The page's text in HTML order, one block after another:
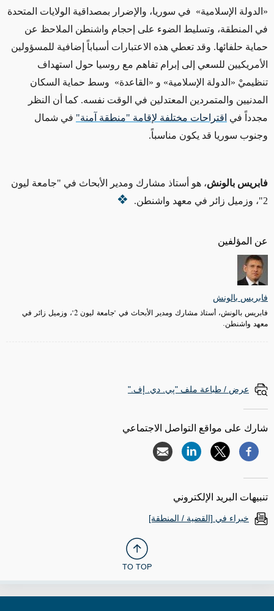
عن المؤلفين
فابريس بالونش
فابريس بالونش، أستاذ مشارك ومدير الأبحاث في "جامعة ليون 2"، وزميل زائر في
معهد واشنطن.
«الدولة الإسلامية» في سوريا، والإضرار بمصداقية الولايات المتحدة
في المنطقة، وتسليط الضوء على إحجام واشنطن الملاحظ عن
حماية حلفائها. وقد تعطي هذه الاعتبارات أسباباً إضافية للمسؤولين
الأمريكيين للسعي إلى إبرام تفاهم مع روسيا حول استهداف
تنظيميْ «الدولة الإسلامية» و «القاعدة» وسط حماية السكان
المدنيين والمتمردين المعتدلين في الوقت نفسه. كما أن النظر
مجدداً في اقتراحات مختلفة لإقامة "منطقة آمنة" في شمال
وجنوب سوريا قد يكون مناسباً.
فابريس بالونش، هو أستاذ مشارك ومدير الأبحاث في "جامعة ليون
2"، وزميل زائر في معهد واشنطن.
عرض / طباعة ملف "پي. دي. إف."
شارك على مواقع التواصل الاجتماعي
تنبيهات البريد الإلكتروني
خبراء في [القضية / المنطقة]
TO TOP